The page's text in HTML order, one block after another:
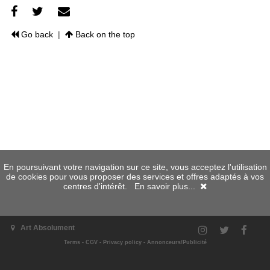
Go back| Back on the top
Art Absolument
Terms- CGV- Privacy policy- Annonceurs/Publicité
En poursuivant votre navigation sur ce site, vous acceptez l'utilisation
de cookies pour vous proposer des services et offres adaptés à vos
centres d'intérêt. En savoir plus...